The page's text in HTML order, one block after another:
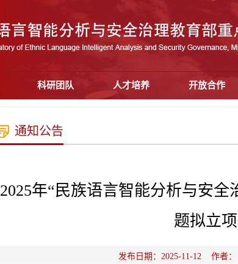
科研团队 人才培养 开放合作
通知公告
2025年“民族语言智能分析与安
题拟立
发布日期：2025-11-12 作